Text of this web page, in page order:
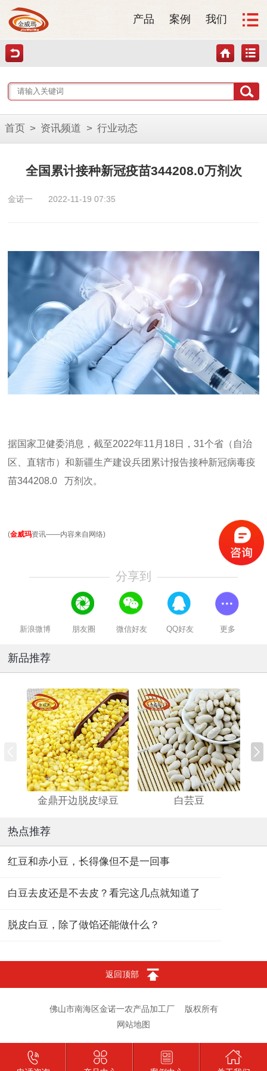
产品 案例 我们
首页 > 资讯频道 > 行业动态
全国累计接种新冠疫苗344208.0万剂次
金诺一 2022-11-19 07:35
据国家卫健委消息，截至2022年11 月 18日， 31个省（自治
区、直辖市）和新疆生产建设兵团累计报告接种新冠病毒疫
苗344208.0 万剂次。
(金威玛资讯——内容来自网络)
分享到
新浪微博 朋友圈 微信好友 QQ好友 更多
新品推荐
金鼎开边脱皮绿豆 白芸豆
热点推荐
红豆和赤小豆，长得像但不是一回事
白豆去皮还是不去皮？看完这几点就知道了
脱皮白豆，除了做馅还能做什么？
返回顶部
佛山市南海区金诺一农产品加工厂
版权所有
网站地图